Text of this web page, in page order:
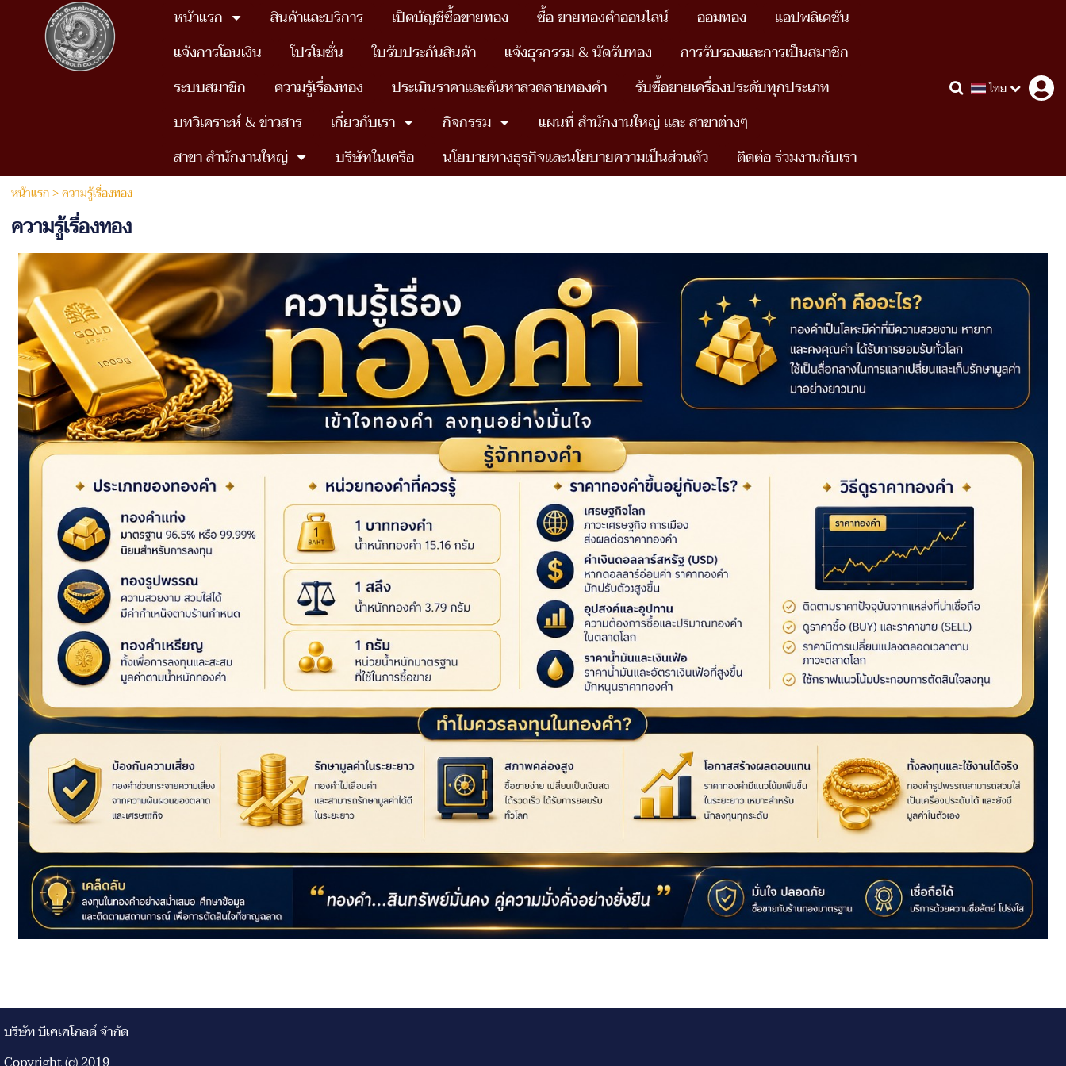
หน้าแรก สินค้าและบริการ เปิดบัญชีซื้อขายทอง ซื้อ ขายทองคำออนไลน์ ออมทอง
แอปพลิเคชัน
แจ้งการโอนเงิน
โปรโมชั่น ใบรับประกันสินค้า แจ้งธุรกรรม & นัดรับทอง
การรับรองและการเป็นสมาชิก
ระบบสมาชิก
ความรู้เรื่องทอง ประเมินราคาและค้นหาลวดลายทองคำ
รับซื้อขายเครื่องประดับทุกประเภท
บทวิเคราะห์ & ข่าวสาร
เกี่ยวกับเรา กิจกรรม
แผนที่ สำนักงานใหญ่ เเละ สาขาต่างๆ
สาขา สำนักงานใหญ่
บริษัทในเครือ นโยบายทางธุรกิจและนโยบายความเป็นส่วนตัว ติดต่อ ร่วมงานกับเรา
ไทย
หน้าแรก>ความรู้เรื่องทอง
ความรู้เรื่องทอง
บริษัท บีเคเคโกลด์ จำกัด